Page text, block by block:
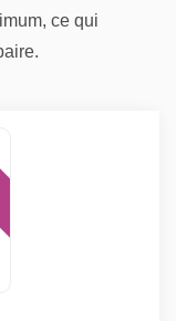
ce qui